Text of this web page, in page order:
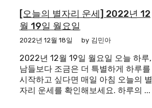
[오늘의 별자리 운세] 2022년 12
월 19일 월요일
2022년 12월 18일 by 김민아
2022년 12월 19일 월요일 오늘 하루,
남들보다 조금은 더 특별하게 하루를
시작하고 싶다면 매일 아침 오늘의 별
자리 운세를 확인해보세요. 하루의 ...